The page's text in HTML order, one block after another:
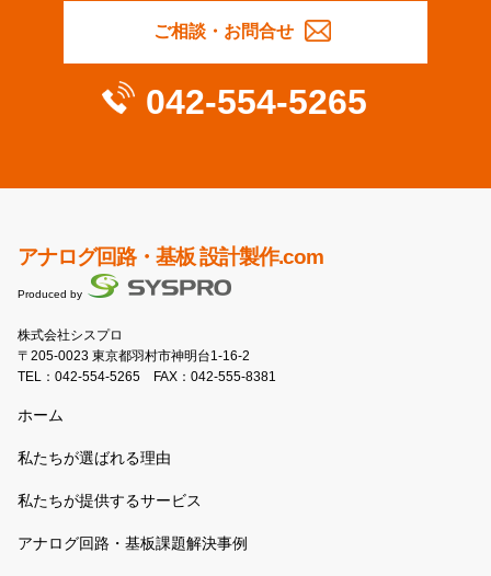
ご相談・お問合せ
042-554-5265
アナログ回路・基板 設計製作.com
Produced by
株式会社シスプロ
〒205-0023 東京都羽村市神明台1-16-2
TEL： 042-554-5265 FAX：042-555-8381
ホーム
私たちが選ばれる理由
私たちが提供するサービス
アナログ回路・基板課題解決事例